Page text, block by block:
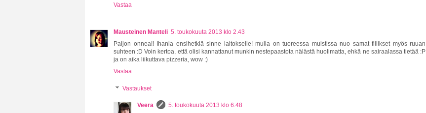
Vastaa
Mausteinen Manteli 5. toukokuuta 2013 klo 2.43
Paljon onnea!! Ihania ensihetkiä sinne laitokselle! mulla on tuoreessa muistissa nuo samat fiilikset myös ruuan
suhteen :D Voin kertoa, että olisi kannattanut munkin nestepaastota nälästä huolimatta, ehkä ne sairaalassa tietää :P
ja on aika liikuttava pizzeria, wow :)
Vastaa
Vastaukset
Veera
5. toukokuuta 2013 klo 6.48